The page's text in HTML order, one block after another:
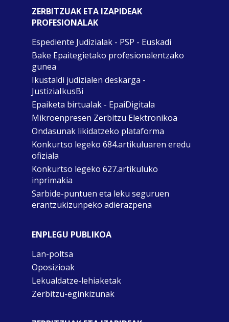
ZERBITZUAK ETA IZAPIDEAK
PROFESIONALAK
Espediente Judizialak - PSP - Euskadi
Bake Epaitegietako profesionalentzako
gunea
Ikustaldi judizialen deskarga -
JustiziaIkusBi
Epaiketa birtualak - EpaiDigitala
Mikroenpresen Zerbitzu Elektronikoa
Ondasunak likidatzeko plataforma
Konkurtso legeko 684.artikuluaren eredu
ofiziala
Konkurtso legeko 627.artikuluko
inprimakia
Sarbide-puntuen eta leku seguruen
erantzukizunpeko adierazpena
ENPLEGU PUBLIKOA
Lan-poltsa
Oposizioak
Lekualdatze-lehiaketak
Zerbitzu-eginkizunak